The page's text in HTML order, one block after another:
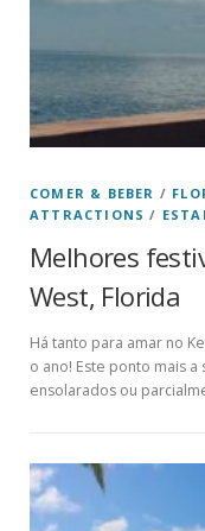
COMER & BEBER /
ATTRACTIONS /
Melhores
West, Florida
Há tanto para amar no
o ano! Este ponto mais
ensolarados ou